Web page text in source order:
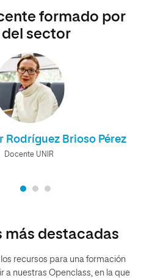
formado por
sector
Rodríguez Brioso Pérez
Docente UNIR
más destacadas
los recursos para una formación
a nuestras Openclass, en la que